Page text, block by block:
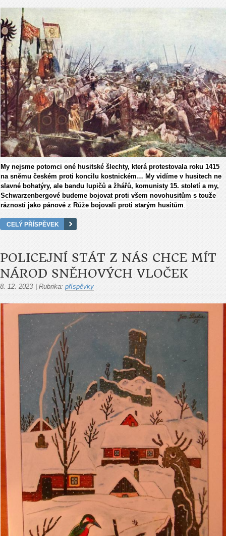
My nejsme potomci oné husitské šlechty, která protestovala roku 1415
na sněmu českém proti koncilu kostnickém… My vidíme v husitech ne
slavné bohatýry, ale bandu lupičů a žhářů, komunisty 15. století a my,
Schwarzenbergové budeme bojovat proti všem novohusitům s touže
rázností jako pánové z Růže bojovali proti starým husitům
CELÝ PŘÍSPĚVEK
POLICEJNÍ STÁT Z NÁS CHCE MÍT
NÁROD SNĚHOVÝCH VLOČEK
8. 12. 2023 Rubrika: příspěvky